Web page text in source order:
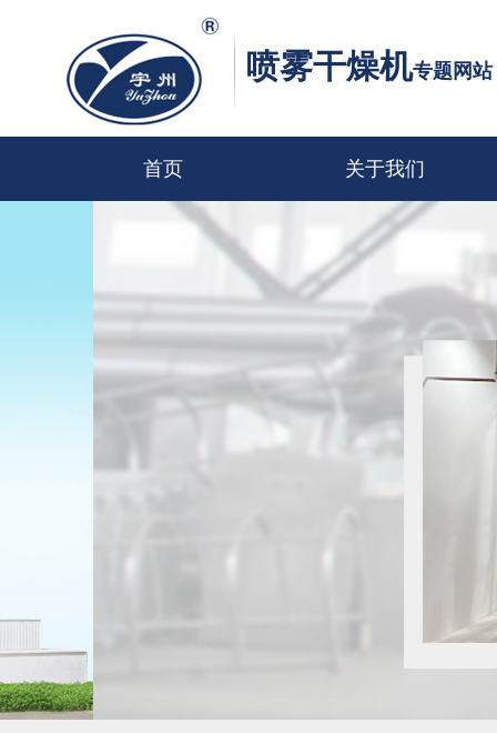
喷雾干燥机专题网站
首页 关于我们